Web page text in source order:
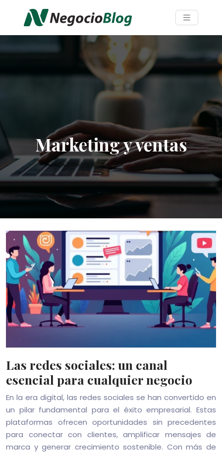
Marketing y ventas
Las redes sociales: un canal
esencial para cualquier negocio
En la era digital, las redes sociales se han convertido en
un pilar fundamental para el éxito empresarial. Estas
plataformas ofrecen oportunidades sin precedentes
para conectar con clientes, amplificar mensajes de
marca y generar crecimiento sostenible. Con más de